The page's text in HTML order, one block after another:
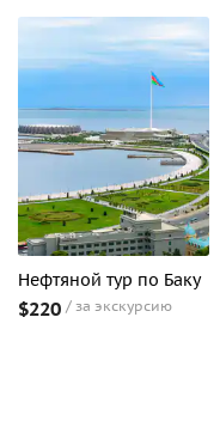
Нефтяной тур по Баку
$220 за экскурсию